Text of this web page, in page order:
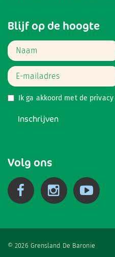
Blijf op de hoogte
Ik ga akkoord met de
Inschrijven
Volg ons
© 2026 Grensland De Baronie